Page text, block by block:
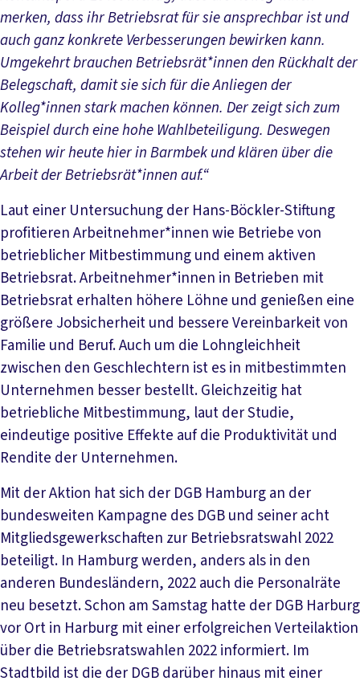
merken, dass ihr Betriebsrat für sie ansprechbar ist und
auch ganz konkrete Verbesserungen bewirken kann.
Umgekehrt brauchen Betriebsrät*innen den Rückhalt der
Belegschaft, damit sie sich für die Anliegen der
Kolleg*innen stark machen können. Der zeigt sich zum
Beispiel durch eine hohe Wahlbeteiligung. Deswegen
stehen wir heute hier in Barmbek und klären über die
Arbeit der Betriebsrät*innen auf.“
Laut einer Untersuchung der Hans-Böckler-Stiftung
profitieren Arbeitnehmer*innen wie Betriebe von
betrieblicher Mitbestimmung und einem aktiven
Betriebsrat. Arbeitnehmer*innen in Betrieben mit
Betriebsrat erhalten höhere Löhne und genießen eine
größere Jobsicherheit und bessere Vereinbarkeit von
Familie und Beruf. Auch um die Lohngleichheit
zwischen den Geschlechtern ist es in mitbestimmten
Unternehmen besser bestellt. Gleichzeitig hat
betriebliche Mitbestimmung, laut der Studie,
eindeutige positive Effekte auf die Produktivität und
Rendite der Unternehmen.
Mit der Aktion hat sich der DGB Hamburg an der
bundesweiten Kampagne des DGB und seiner acht
Mitgliedsgewerkschaften zur Betriebsratswahl 2022
beteiligt. In Hamburg werden, anders als in den
anderen Bundesländern, 2022 auch die Personalräte
neu besetzt. Schon am Samstag hatte der DGB Harburg
vor Ort in Harburg mit einer erfolgreichen Verteilaktion
über die Betriebsratswahlen 2022 informiert. Im
Stadtbild ist die der DGB darüber hinaus mit einer